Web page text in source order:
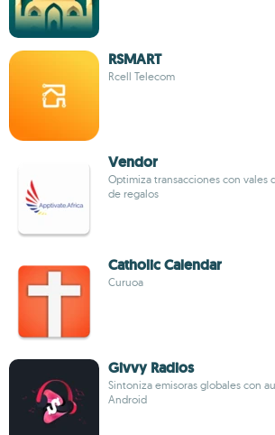
RSMART
Rcell Telecom
Vendor
Optimiza transacciones con vales
de regalos
Catholic Calendar
Curuoa
Givvy Radios
Sintoniza emisoras globales con
Android